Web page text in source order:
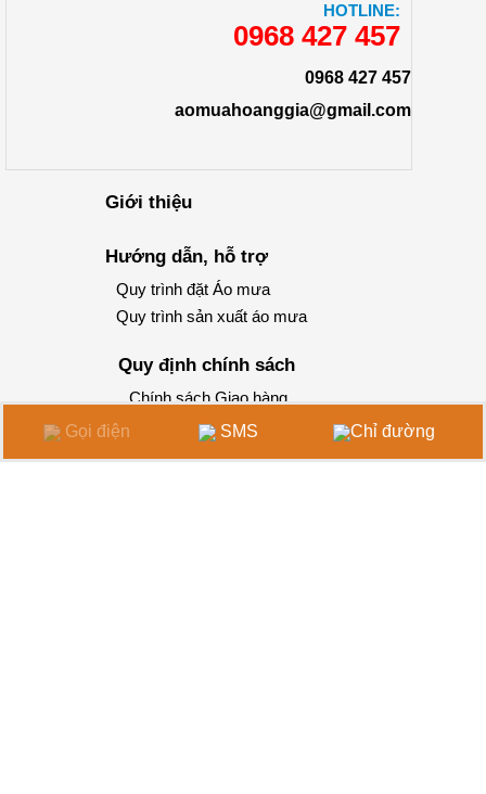
HOTLINE:
0968 427 457
0968 427 457
aomuahoanggia@gmail.com
Giới thiệu
Hướng dẫn, hỗ trợ
Quy trình đặt Áo mưa
Quy trình sản xuất áo mưa
Quy định chính sách
Chính sách Giao hàng
Gọi điện SMS Chỉ đường